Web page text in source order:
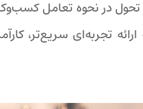
در نحوه تعامل
تجربه‌ای سریع‌تر،